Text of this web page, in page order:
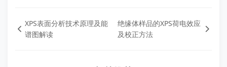
XPS表面分析技术原理及能
谱图解读
绝缘体样品的XPS荷电效应
及校正方法